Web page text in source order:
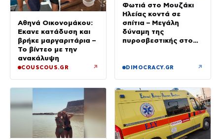
Αθηνά Οικονομάκου:
Έκανε κατάδυση και
βρήκε μαργαριτάρια –
Το βίντεο με την
ανακάλυψη
COUSCOUS.GR ↗
Φωτιά στο Μουζάκι
Ηλείας κοντά σε
σπίτια – Μεγάλη
δύναμη της
πυροσβεστικής στο
DIMOCRACY.GR ↗